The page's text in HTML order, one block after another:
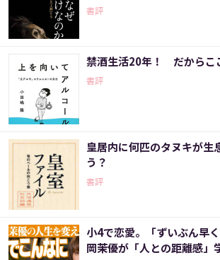
書評
禁酒生活20年！ だからこ
書評
皇居内に何匹のタヌキが生
う？
書評
小4で恋愛。「ずいぶん早
岡茉優が「人との距離感」